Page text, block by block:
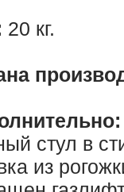
20 кг.
стул в
из